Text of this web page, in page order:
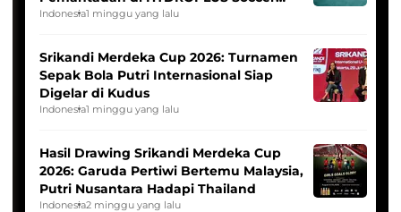
League
Indonesia1 minggu yang lalu
Srikandi Merdeka Cup 2026: Turnamen
Sepak Bola Putri Internasional Siap
Digelar di Kudus
Indonesia1 minggu yang lalu
Hasil Drawing Srikandi Merdeka Cup
2026: Garuda Pertiwi Bertemu Malaysia,
Putri Nusantara Hadapi Thailand
Indonesia2 minggu yang lalu